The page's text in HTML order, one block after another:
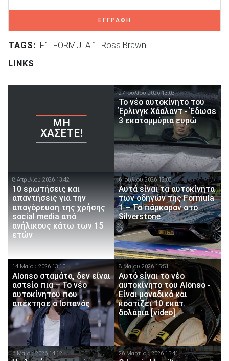
ΕΓΓΡΑΦΗ
TAGS: F1 FORMULA 1
Ross Brawn
LINKS
ΜΗ
ΧΆΣΕΤΕ!
27 Ιουλίου 2026 13:03
Το νέο αυτοκίνητο του
Έρλινγκ Χάαλαντ - Έδωσε
3 εκατομμύρια ευρώ
8 Απριλίου 2026 13:42
10 ερωτήσεις και
απαντήσεις για την
απαγόρευση της χρήσης
social media από
ανήλικους κάτω των 15
ετών
6 Ιουλίου 2026 12:03
Αυτά είναι τα αυτοκίνητα
των οδηγών της Formula
1 – Τα πάρκαραν στο
Silverstone
14 Μαίου 2026 13:10
Alonso σταμάτα, δεν είναι
αστείο πια – Το νέο
αυτοκίνητου που
απέκτησε ο Ισπανός
8 Μαίου 2026 15:51
Αυτό είναι το νέο
αυτοκίνητο του Alonso -
Είναι μοναδικό και
κοστίζει 10 εκατ.
δολάρια [video]
6 Μαίου 2026 14:12 26 Μαρτίου 2026 15:41